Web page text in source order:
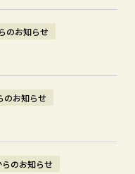
のお知らせ
のお知らせ
のお知らせ